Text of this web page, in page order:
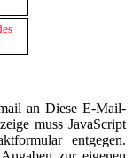
an Diese E-Mail-
muss JavaScript
entgegen.